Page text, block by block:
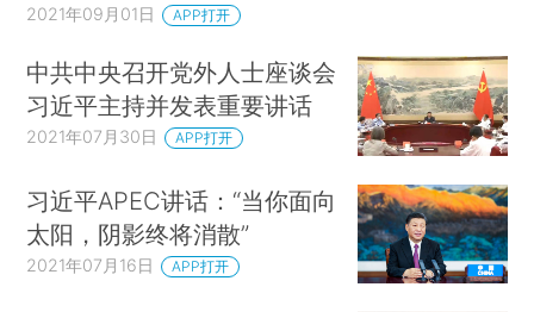
2021年09月01日 APP打开
中共中央召开党外人士座谈会
习近平主持并发表重要讲话
2021年07月30日 APP打开
习近平APEC讲话：“当你面向
太阳，阴影终将消散”
2021年07月16日 APP打开